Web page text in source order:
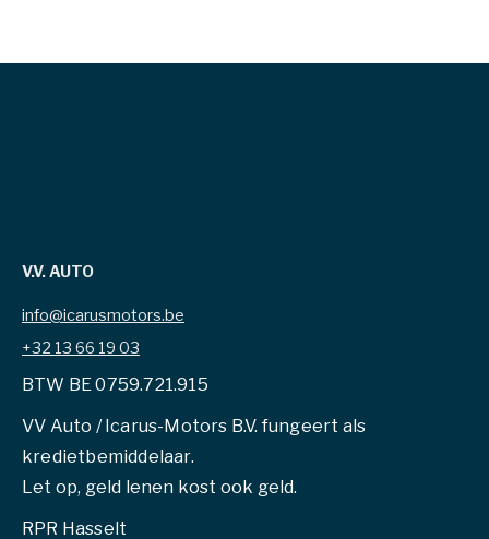
V.V. AUTO
info@icarusmotors.be
+32 13 66 19 03
BTW BE 0759.721.915
VV Auto / Icarus-Motors B.V. fungeert als
kredietbemiddelaar.
Let op, geld lenen kost ook geld.
RPR Hasselt